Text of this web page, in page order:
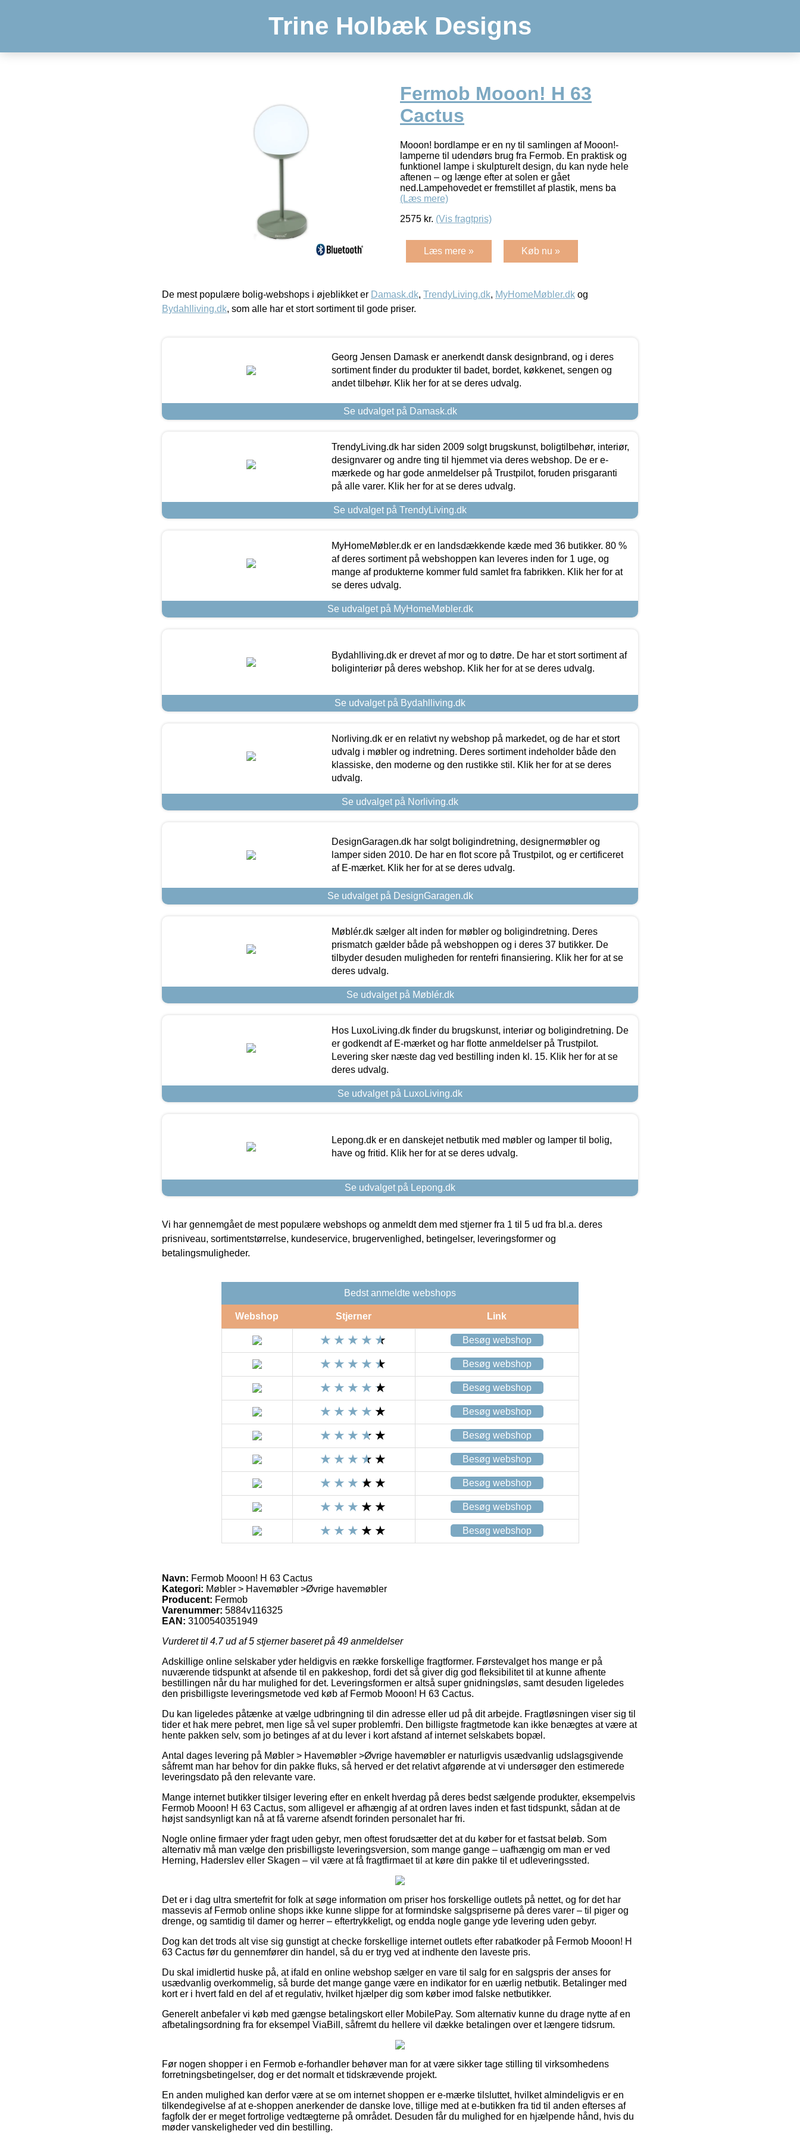
Trine Holbæk Designs
Fermob Mooon! H 63
Cactus
Mooon! bordlampe er en ny til samlingen af Mooon!-
lamperne til udendørs brug fra Fermob. En praktisk og
funktionel lampe i skulpturelt design, du kan nyde hele
aftenen – og længe efter at solen er gået
ned.Lampehovedet er fremstillet af plastik, mens ba
(Læs mere)
2575 kr. (Vis fragtpris)
Læs mere » Køb nu »
De mest populære bolig-webshops i øjeblikket er Damask.dk, TrendyLiving.dk, MyHomeMøbler.dk og
Bydahlliving.dk, som alle har et stort sortiment til gode priser.
Georg Jensen Damask er anerkendt dansk designbrand, og i deres
sortiment finder du produkter til badet, bordet, køkkenet, sengen og
andet tilbehør. Klik her for at se deres udvalg.
Se udvalget på Damask.dk
TrendyLiving.dk har siden 2009 solgt brugskunst, boligtilbehør, interiør,
designvarer og andre ting til hjemmet via deres webshop. De er e-
mærkede og har gode anmeldelser på Trustpilot, foruden prisgaranti
på alle varer. Klik her for at se deres udvalg.
Se udvalget på TrendyLiving.dk
MyHomeMøbler.dk er en landsdækkende kæde med 36 butikker. 80 %
af deres sortiment på webshoppen kan leveres inden for 1 uge, og
mange af produkterne kommer fuld samlet fra fabrikken. Klik her for at
se deres udvalg.
Se udvalget på MyHomeMøbler.dk
Bydahlliving.dk er drevet af mor og to døtre. De har et stort sortiment af
boliginteriør på deres webshop. Klik her for at se deres udvalg.
Se udvalget på Bydahlliving.dk
Norliving.dk er en relativt ny webshop på markedet, og de har et stort
udvalg i møbler og indretning. Deres sortiment indeholder både den
klassiske, den moderne og den rustikke stil. Klik her for at se deres
udvalg.
Se udvalget på Norliving.dk
DesignGaragen.dk har solgt boligindretning, designermøbler og
lamper siden 2010. De har en flot score på Trustpilot, og er certificeret
af E-mærket. Klik her for at se deres udvalg.
Se udvalget på DesignGaragen.dk
Møblér.dk sælger alt inden for møbler og boligindretning. Deres
prismatch gælder både på webshoppen og i deres 37 butikker. De
tilbyder desuden muligheden for rentefri finansiering. Klik her for at se
deres udvalg.
Se udvalget på Møblér.dk
Hos LuxoLiving.dk finder du brugskunst, interiør og boligindretning. De
er godkendt af E-mærket og har flotte anmeldelser på Trustpilot.
Levering sker næste dag ved bestilling inden kl. 15. Klik her for at se
deres udvalg.
Se udvalget på LuxoLiving.dk
Lepong.dk er en danskejet netbutik med møbler og lamper til bolig,
have og fritid. Klik her for at se deres udvalg.
Se udvalget på Lepong.dk
Vi har gennemgået de mest populære webshops og anmeldt dem med stjerner fra 1 til 5 ud fra bl.a. deres
prisniveau, sortimentstørrelse, kundeservice, brugervenlighed, betingelser, leveringsformer og
betalingsmuligheder.
Bedst anmeldte webshops
Webshop Stjerner Link
Besøg webshop
Besøg webshop
Besøg webshop
Besøg webshop
Besøg webshop
Besøg webshop
Besøg webshop
Besøg webshop
Besøg webshop
Navn: Fermob Mooon! H 63 Cactus
Kategori: Møbler > Havemøbler >Øvrige havemøbler
Producent: Fermob
Varenummer: 5884v116325
EAN: 3100540351949
Vurderet til 4.7ud af 5 stjerner baseret på 49 anmeldelser
Adskillige online selskaber yder heldigvis en række forskellige fragtformer. Førstevalget hos mange er på
nuværende tidspunkt at afsende til en pakkeshop, fordi det så giver dig god fleksibilitet til at kunne afhente
bestillingen når du har mulighed for det. Leveringsformen er altså super gnidningsløs, samt desuden ligeledes
den prisbilligste leveringsmetode ved køb af Fermob Mooon! H 63 Cactus.
Du kan ligeledes påtænke at vælge udbringning til din adresse eller ud på dit arbejde. Fragtløsningen viser sig til
tider et hak mere pebret, men lige så vel super problemfri. Den billigste fragtmetode kan ikke benægtes at være at
hente pakken selv, som jo betinges af at du lever i kort afstand af internet selskabets bopæl.
Antal dages levering på Møbler > Havemøbler >Øvrige havemøbler er naturligvis usædvanlig udslagsgivende
såfremt man har behov for din pakke fluks, så herved er det relativt afgørende at vi undersøger den estimerede
leveringsdato på den relevante vare.
Mange internet butikker tilsiger levering efter en enkelt hverdag på deres bedst sælgende produkter, eksempelvis
Fermob Mooon! H 63 Cactus, som alligevel er afhængig af at ordren laves inden et fast tidspunkt, sådan at de
højst sandsynligt kan nå at få varerne afsendt forinden personalet har fri.
Nogle online firmaer yder fragt uden gebyr, men oftest forudsætter det at du køber for et fastsat beløb. Som
alternativ må man vælge den prisbilligste leveringsversion, som mange gange – uafhængig om man er ved
Herning, Haderslev eller Skagen – vil være at få fragtfirmaet til at køre din pakke til et udleveringssted.
Det er i dag ultra smertefrit for folk at søge information om priser hos forskellige outlets på nettet, og for det har
massevis af Fermob online shops ikke kunne slippe for at formindske salgspriserne på deres varer – til piger og
drenge, og samtidig til damer og herrer – eftertrykkeligt, og endda nogle gange yde levering uden gebyr.
Dog kan det trods alt vise sig gunstigt at checke forskellige internet outlets efter rabatkoder på Fermob Mooon! H
63 Cactus før du gennemfører din handel, så du er tryg ved at indhente den laveste pris.
Du skal imidlertid huske på, at ifald en online webshop sælger en vare til salg for en salgspris der anses for
usædvanlig overkommelig, så burde det mange gange være en indikator for en uærlig netbutik. Betalinger med
kort er i hvert fald en del af et regulativ, hvilket hjælper dig som køber imod falske netbutikker.
Generelt anbefaler vi køb med gængse betalingskort eller MobilePay. Som alternativ kunne du drage nytte af en
afbetalingsordning fra for eksempel ViaBill, såfremt du hellere vil dække betalingen over et længere tidsrum.
Før nogen shopper i en Fermob e-forhandler behøver man for at være sikker tage stilling til virksomhedens
forretningsbetingelser, dog er det normalt et tidskrævende projekt.
En anden mulighed kan derfor være at se om internet shoppen er e-mærke tilsluttet, hvilket almindeligvis er en
tilkendegivelse af at e-shoppen anerkender de danske love, tillige med at e-butikken fra tid til anden efterses af
fagfolk der er meget fortrolige vedtægterne på området. Desuden får du mulighed for en hjælpende hånd, hvis du
møder vanskeligheder ved din bestilling.